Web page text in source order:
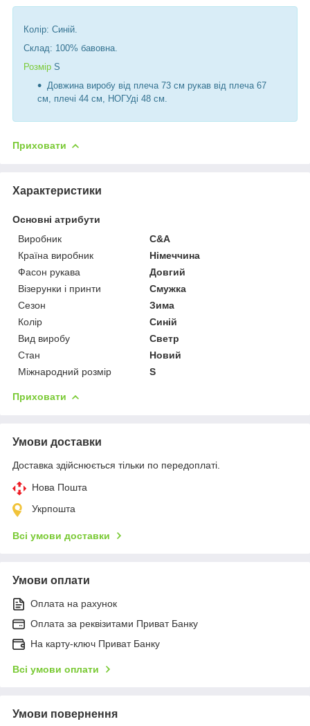
Колір: Синій.
Склад: 100% бавовна.
Розмір S
Довжина виробу від плеча 73 см рукав від плеча 67
см, плечі 44 см, НОГУді 48 см.
Приховати
Характеристики
Основні атрибути
Виробник
C&A
Країна виробник
Німеччина
Фасон рукава
Довгий
Візерунки і принти
Смужка
Сезон
Зима
Колір
Синій
Вид виробу
Светр
Стан
Новий
Міжнародний розмір
S
Приховати
Умови доставки
Доставка здійснюється тільки по передоплаті.
Нова Пошта
Укрпошта
Всі умови доставки
Умови оплати
Оплата на рахунок
Оплата за реквізитами Приват Банку
На карту-ключ Приват Банку
Всі умови оплати
Умови повернення